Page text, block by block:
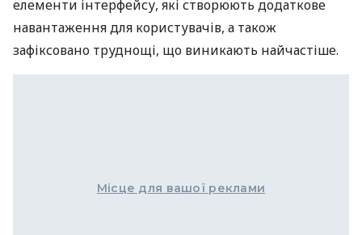
елементи інтерфейсу, які створюють додаткове
навантаження для користувачів, а також
зафіксовано труднощі, що виникають найчастіше.
Місце для вашої реклами